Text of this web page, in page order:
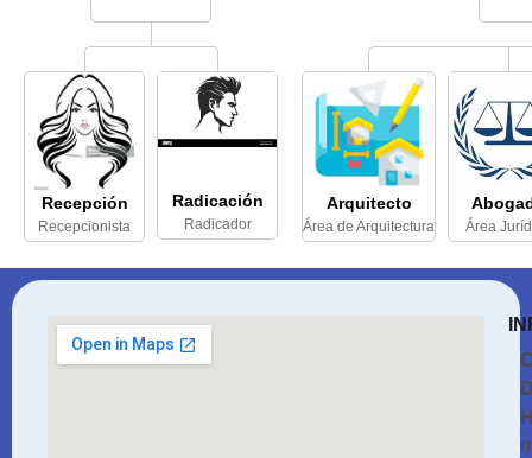
Recepción
Recepcionista
Radicación
Radicador
Arquitecto
Área de Arquitectura Área